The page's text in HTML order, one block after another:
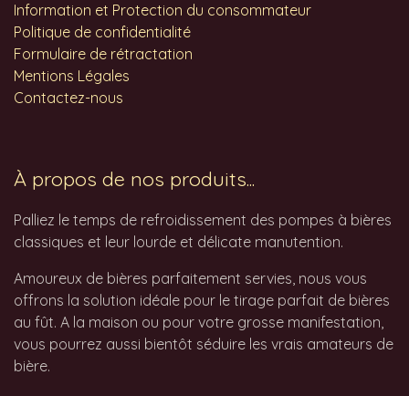
Information et Protection du consommateur
Politique de confidentialité
Formulaire de rétractation
Mentions Légales
Contactez-nous
À propos de nos produits...
Palliez le temps de refroidissement des pompes à bières
classiques et leur lourde et délicate manutention.
Amoureux de bières parfaitement servies, nous vous
offrons la solution idéale pour le tirage parfait de bières
au fût. A la maison ou pour votre grosse manifestation,
vous pourrez aussi bientôt séduire les vrais amateurs de
bière.